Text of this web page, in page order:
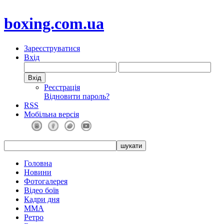
boxing.com.ua
Зареєструватися
Вхід
Реєстрація
Відновити пароль?
RSS
Мобільна версія
Головна
Новини
Фотогалерея
Відео боїв
Кадри дня
ММА
Ретро